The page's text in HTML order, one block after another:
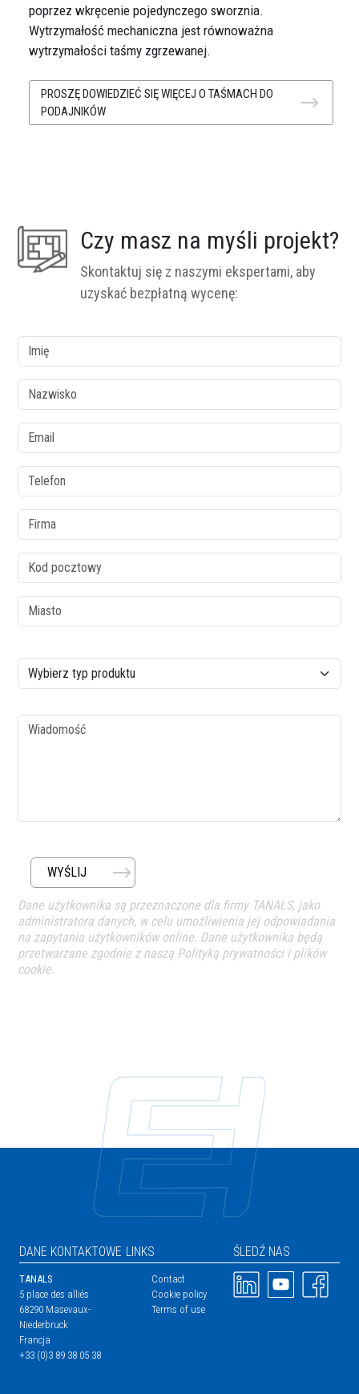
poprzez wkręcenie pojedynczego sworznia.
Wytrzymałość mechaniczna jest równoważna
wytrzymałości taśmy zgrzewanej.
PROSZĘ DOWIEDZIEĆ SIĘ WIĘCEJ O TAŚMACH DO
PODAJNIKÓW
Czy masz na myśli projekt?
Skontaktuj się z naszymi ekspertami, aby
uzyskać bezpłatną wycenę:
colonne1
Imię
Nazwisko
Email
Telefon
Firma
Kod pocztowy
Miasto
colonne2
Rodzaj produktu
Wiadomość
WYŚLIJ
Dane użytkownika są przeznaczone dla firmy TANALS, jako
administratora danych, w celu umożliwienia jej odpowiadania
na zapytania użytkowników online. Dane użytkownika będą
przetwarzane zgodnie z naszą Polityką prywatności i plików
cookie.
DANE KONTAKTOWE
TANALS
5 place des alliés
68290 Masevaux-
Niederbruck
Francja
+33 (0)3 89 38 05 38
LINKS
Contact
Cookie policy
Terms of use
ŚLEDŹ NAS
Obraz Obraz Obraz